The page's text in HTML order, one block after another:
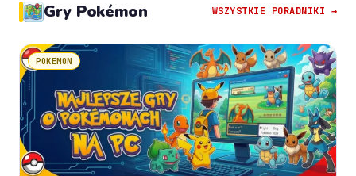
Gry Pokémon WSZYSTKIE PORADNIKI →
POKEMON